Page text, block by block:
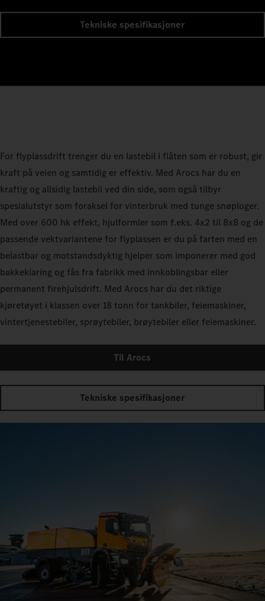
Tekniske spesifikasjoner
For flyplassdrift trenger du en lastebil i flåten som er robust, gir
kraft på veien og samtidig er effektiv. Med Arocs har du en
kraftig og allsidig lastebil ved din side, som også tilbyr
spesialutstyr som foraksel for vinterbruk med tunge snøploger.
Med over 600 hk effekt, hjulformler som f.eks. 4x2 til 8x8 og de
passende vektvariantene for flyplassen er du på farten med en
belastbar og motstandsdyktig hjelper som imponerer med god
bakkeklaring og fås fra fabrikk med innkoblingsbar eller
permanent firehjulsdrift. Med Arocs har du det riktige
kjøretøyet i klassen over 18 tonn for tankbiler, feiemaskiner,
vintertjenestebiler, sprøytebiler, brøytebiler eller feiemaskiner.
Til Arocs
Tekniske spesifikasjoner